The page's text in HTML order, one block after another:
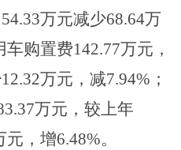
万元减少68.64万
车购置费142.77万元，
12.32万元， 减7.94%；
万元，较上年
元， 增6.48%。